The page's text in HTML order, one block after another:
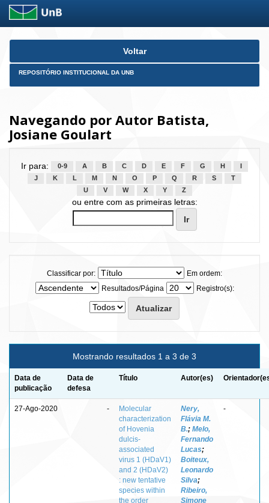
Skip
Voltar
REPOSITÓRIO INSTITUCIONAL DA UNB
Navegando por Autor Batista,
Josiane Goulart
Ir para: 0-9 A B C D E F G H
J
K L M N O P Q R S
T
U
V W X Y Z
ou entre com as primeiras letras:
Classificar por:
Em ordem:
Resultados/Página
Registro(s):
Mostrando resultados 1 a 3 de 3
Data de
publicação
Data de
defesa
Título Autor(es)
27-Ago-2020 -
Molecular
characterization
of Hovenia
dulcis-
associated
virus 1 (HDaV1)
and 2 (HDaV2)
: new tentative
species within
the order
Nery,
Flávia M.
B.; Melo,
Fernando
Lucas;
Boiteux,
Leonardo
Silva;
Ribeiro,
Simone
-